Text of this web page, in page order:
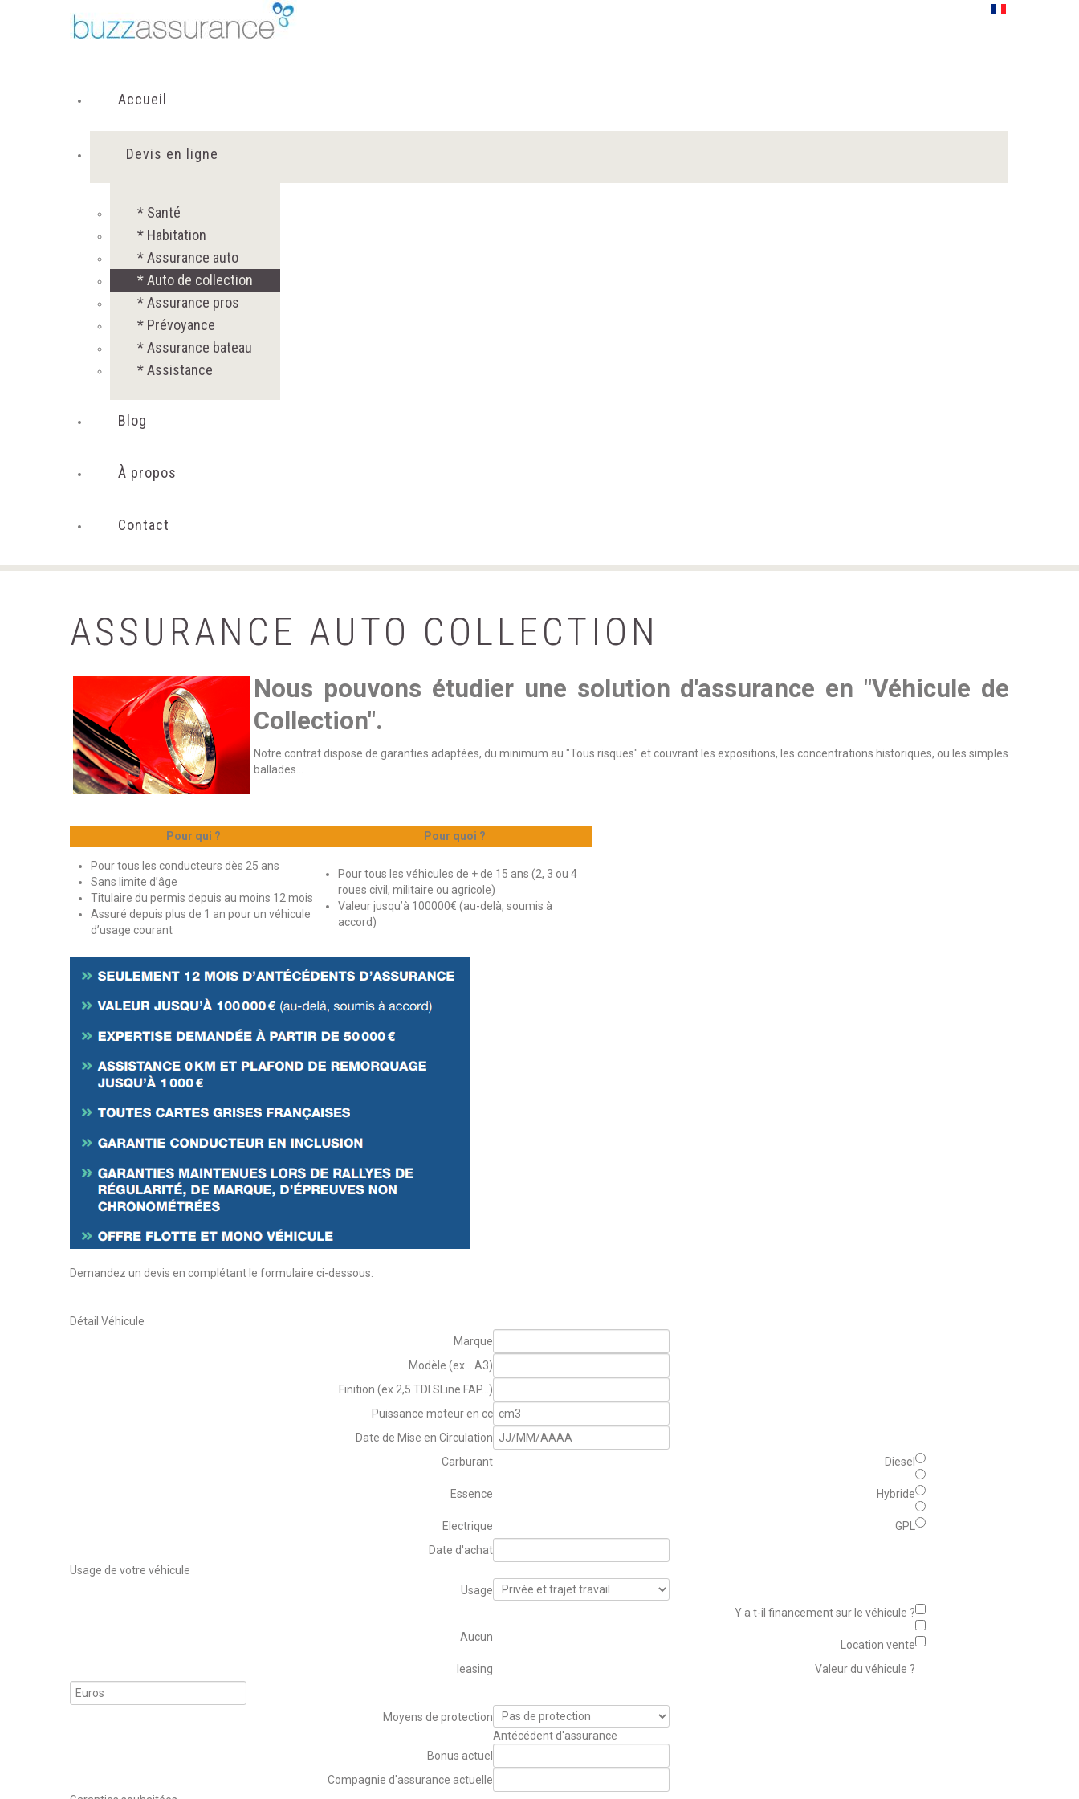
Accueil
Devis en ligne
* Santé
* Habitation
* Assurance auto
* Auto de collection
* Assurance pros
* Prévoyance
* Assurance bateau
* Assistance
Blog
À propos
Contact
ASSURANCE AUTO COLLECTION
Nous pouvons étudier une solution d'assurance en "Véhicule de
Collection".
Notre contrat dispose de garanties adaptées, du minimum au "Tous risques" et couvrant les expositions, les concentrations historiques, ou les simples
ballades...
Pour qui ? Pour quoi ?
Pour tous les conducteurs dès 25 ans
Sans limite d’âge
Titulaire du permis depuis au moins 12 mois
Assuré depuis plus de 1 an pour un véhicule
d’usage courant
Pour tous les véhicules de + de 15 ans (2, 3 ou 4
roues civil, militaire ou agricole)
Valeur jusqu’à 100000€ (au-delà, soumis à
accord)
Demandez un devis en complétant le formulaire ci-dessous:
Détail Véhicule
Marque
Modèle (ex... A3)
Finition (ex 2,5 TDI SLine FAP...)
Puissance moteur en cc
Date de Mise en Circulation
Carburant
Diesel
Essence Hybride
Electrique
GPL
Date d'achat
Usage de votre véhicule
Usage
Y a t-il financement sur le véhicule ?
Aucun
Location vente
leasing
Valeur du véhicule ?
Moyens de protection
Antécédent d'assurance
Bonus actuel
Compagnie d'assurance actuelle